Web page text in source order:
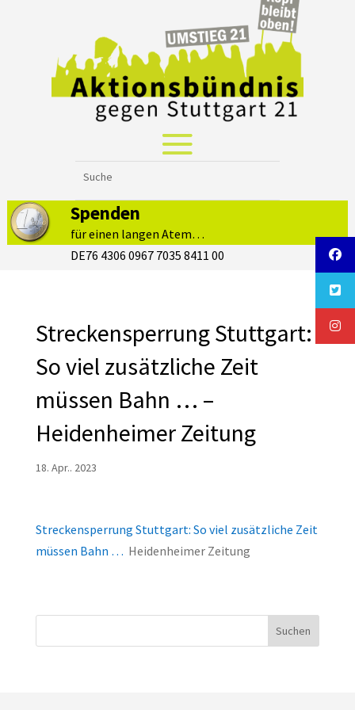
Spenden
für einen langen Atem…
DE76 4306 0967 7035 8411 00
Streckensperrung Stuttgart:
So viel zusätzliche Zeit
müssen Bahn … –
Heidenheimer Zeitung
18. Apr.. 2023
Streckensperrung Stuttgart: So viel zusätzliche Zeit
müssen Bahn … Heidenheimer Zeitung
Suchen